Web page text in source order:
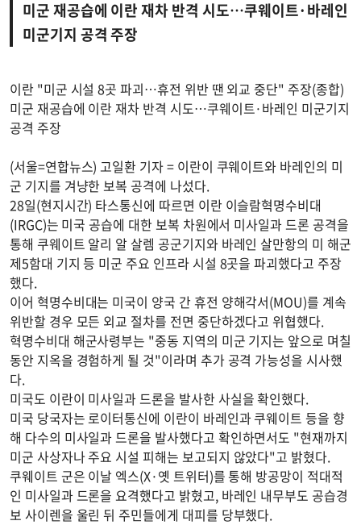
미군 재공습에 이란 재차 반격 시도…쿠웨이트·바레인
미군기지 공격 주장
이란 "미군 시설 8곳 파괴…휴전 위반 땐 외교 중단" 주장(종합)
미군 재공습에 이란 재차 반격 시도…쿠웨이트·바레인 미군기지
공격 주장
(서울=연합뉴스) 고일환 기자 = 이란이 쿠웨이트와 바레인의 미
군 기지를 겨냥한 보복 공격에 나섰다.
28일(현지시간) 타스통신에 따르면 이란 이슬람혁명수비대
(IRGC)는 미국 공습에 대한 보복 차원에서 미사일과 드론 공격을
통해 쿠웨이트 알리 알 살렘 공군기지와 바레인 살만항의 미 해군
제5함대 기지 등 미군 주요 인프라 시설 8곳을 파괴했다고 주장
했다.
이어 혁명수비대는 미국이 양국 간 휴전 양해각서(MOU)를 계속
위반할 경우 모든 외교 절차를 전면 중단하겠다고 위협했다.
혁명수비대 해군사령부는 "중동 지역의 미군 기지는 앞으로 며칠
동안 지옥을 경험하게 될 것"이라며 추가 공격 가능성을 시사했
다.
미국도 이란이 미사일과 드론을 발사한 사실을 확인했다.
미국 당국자는 로이터통신에 이란이 바레인과 쿠웨이트 등을 향
해 다수의 미사일과 드론을 발사했다고 확인하면서도 "현재까지
미군 사상자나 주요 시설 피해는 보고되지 않았다"고 밝혔다.
쿠웨이트 군은 이날 엑스(X·옛 트위터)를 통해 방공망이 적대적
인 미사일과 드론을 요격했다고 밝혔고, 바레인 내무부도 공습경
보 사이렌을 울린 뒤 주민들에게 대피를 당부했다.